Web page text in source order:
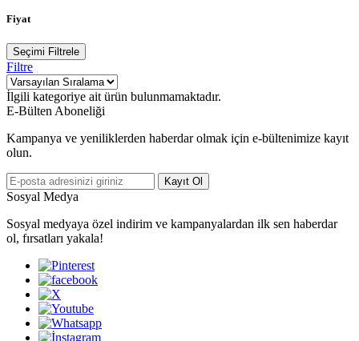
Fiyat
Seçimi Filtrele
Filtre
İlgili kategoriye ait ürün bulunmamaktadır.
E-Bülten Aboneliği
Kampanya ve yeniliklerden haberdar olmak için e-bültenimize kayıt
olun.
Kayıt Ol
Sosyal Medya
Sosyal medyaya özel indirim ve kampanyalardan ilk sen haberdar
ol, fırsatları yakala!